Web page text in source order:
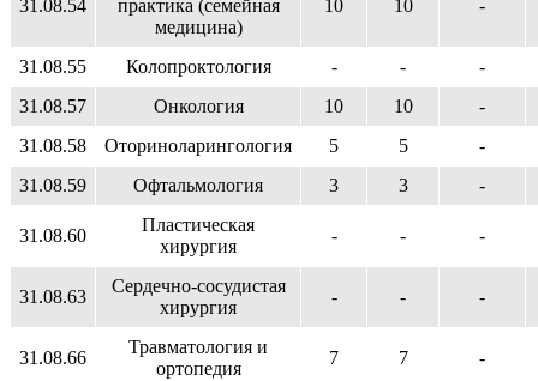
31.08.54
практика (семейная
медицина)
10 10 -
31.08.55 Колопроктология - -
-
31.08.57
Онкология 10 10
-
31.08.58
Оториноларингология 5 5
-
31.08.59
Офтальмология 3 3 -
31.08.60
Пластическая
хирургия
- - -
31.08.63
Сердечно-сосудистая
хирургия
- - -
31.08.66
Травматология и
ортопедия
7 7 -